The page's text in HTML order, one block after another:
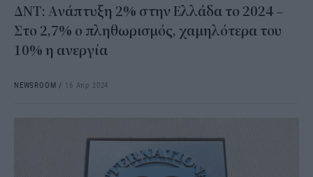
ΔΝΤ: Ανάπτυξη 2% στην Ελλάδα το 2024 –
Στο 2,7% ο πληθωρισμός, χαμηλότερα του
10% η ανεργία
NEWSROOM / 16 Απρ 2024